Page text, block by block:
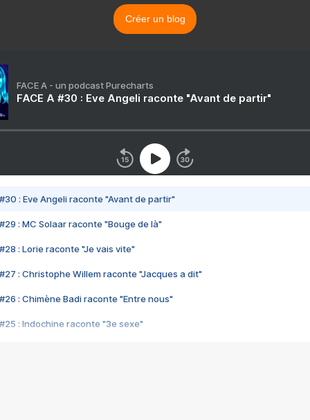
Créer un blog
FACE A - un podcast Purecharts
FACE A #30 : Eve Angeli raconte "Avant de partir"
#30 : Eve Angeli raconte "Avant de partir"
#29 : MC Solaar raconte "Bouge de là"
#28 : Lorie raconte "Je vais vite"
#27 : Christophe Willem raconte "Jacques a dit"
#26 : Chimène Badi raconte "Entre nous"
#25 : Indochine raconte "3e sexe"